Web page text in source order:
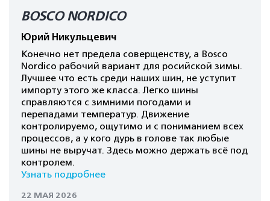
BOSCO NORDICO
Юрий Никульцевич
Конечно нет предела соверщенству, а Bosco
Nordico рабочий вариант для росийской зимы.
Лучшее что есть среди наших шин, не уступит
импорту этого же класса. Легко шины
справляются с зимними погодами и
перепадами температур. Движение
контролируемо, ощутимо и с пониманием всех
процессов, а у кого дурь в голове так любые
шины не выручат. Здесь можно держать всё под
контролем.
Узнать подробнее
22 МАЯ 2026